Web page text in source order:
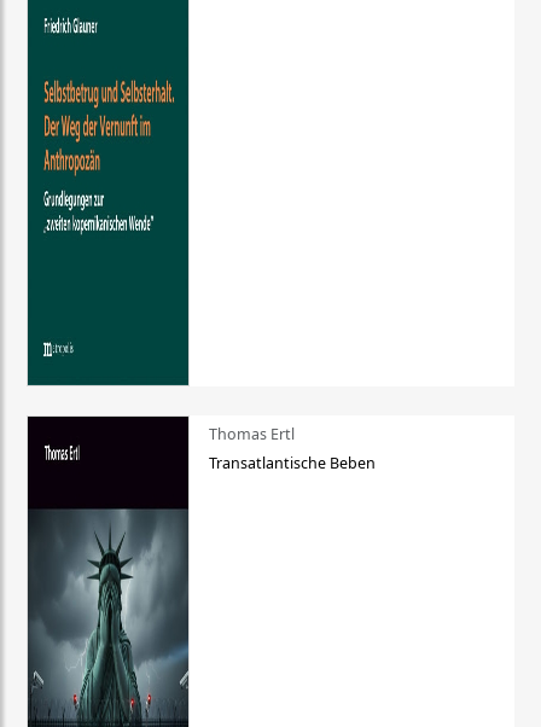
Thomas Ertl
Transatlantische Beben